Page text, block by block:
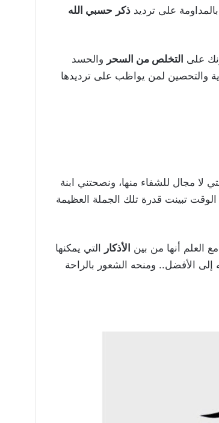
على ترديد ذكر حسبي الله
على التخلص من السحر والحسد
والتحصين لمن يواظب على ترديدها
الأمراض التي لا مجال للشفاء منها، ونصحتني ابنة
تبينت قدرة تلك الجملة العظيمة
العلم أنها من بين الأذكار
التي يمكنها
إلى الأفضل.. ومنحه الشعور بالراحة